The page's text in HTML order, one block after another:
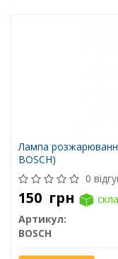
Лампа
BOSCH)
0
150 грн
Артикул:
BOSCH